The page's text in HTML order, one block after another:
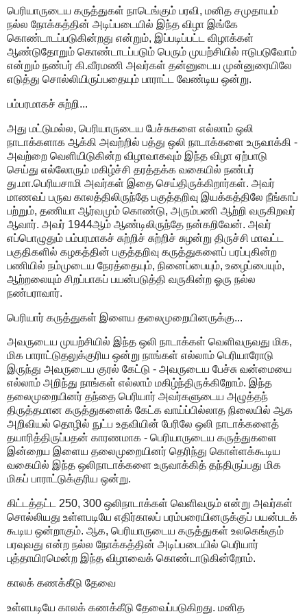
பெரியாருடைய கருத்துகள் நாடெங்கும் பரவி, மனித சமுதாயம்
நல்ல நோக்கத்தின் அடிப்படையில் இந்த விழா இங்கே
கொண்டாடப்படுகின்றது என்றும், இப்படிப்பட்ட விழாக்கள்
ஆண்டுதோறும் கொண்டாடப்படும் பெரும் முயற்சியில் ஈடுபடுவோம்
என்றும் நண்பர் கி.வீரமணி அவர்கள் தன்னுடைய முன்னுரையிலே
எடுத்து சொல்லியிருப்பதையும் பாராட்ட வேண்டிய ஒன்று.
பம்பரமாகச் சுற்றி...
அது மட்டுமல்ல, பெரியாருடைய பேச்சுகளை எல்லாம் ஒலி
நாடாக்களாக ஆக்கி அவற்றில் பத்து ஒலி நாடாக்களை உருவாக்கி -
அவற்றை வெளியிடுகின்ற விழாவாகவும் இந்த விழா ஏற்பாடு
செய்து எல்லோரும் மகிழ்ச்சி தரத்தக்க வகையில் நண்பர்
து.மா.பெரியசாமி அவர்கள் இதை செய்திருக்கிறார்கள். அவர்
மாணவப் பருவ காலத்திலிருந்தே பகுத்தறிவு இயக்கத்திலே நீங்காப்
பற்றும், தணியா ஆர்வமும் கொண்டு, அரும்பணி ஆற்றி வருகிறவர்
ஆவார். அவர் 1944ஆம் ஆண்டிலிருந்தே நன்கறிவேன். அவர்
எப்பொழுதும் பம்பரமாகச் சுற்றிச் சுற்றிச் சுழன்று திருச்சி மாவட்ட
பகுதிகளில் கழகத்தின் பகுத்தறிவு கருத்துகளைப் பரப்புகின்ற
பணியில் நம்முடைய நேரத்தையும், நினைப்பையும், உழைப்பையும்,
ஆற்றலையும் சிறப்பாகப் பயன்படுத்தி வருகின்ற ஓரு நல்ல
நண்பராவார்.
பெரியார் கருத்துகள் இளைய தலைமுறையினருக்கு...
அவருடைய முயற்சியில் இந்த ஒலி நாடாக்கள் வெளிவருவது மிக,
மிக பாராட்டுதலுக்குரிய ஒன்று நாங்கள் எல்லாம் பெரியாரோடு
இருந்து அவருடைய குரல் கேட்டு - அவருடைய பேச்சு வன்மையை
எல்லாம் அறிந்து நாங்கள் எல்லாம் மகிழ்ந்திருக்கிறோம். இந்த
தலைமுறையினர் தந்தை பெரியார் அவர்களுடைய அழுத்தந்
திருத்தமான கருத்துகளைக் கேட்க வாய்ப்பில்லாத நிலையில் ஆக
அறிவியல் தொழில் நுட்ப உதவியின் பேரிலே ஒலி நாடாக்களைத்
தயாரித்திருப்பதன் காரணமாக - பெரியாருடைய கருத்துகளை
இன்றைய இளைய தலைமுறையினர் தெரிந்து கொள்ளக்கூடிய
வகையில் இந்த ஒலிநாடாக்களை உருவாக்கித் தந்திருப்பது மிக
மிகப் பாராட்டுக்குரிய ஒன்று.
கிட்டத்தட்ட 250, 300 ஒலிநாடாக்கள் வெளிவரும் என்று அவர்கள்
சொல்லியது உள்ளபடியே எதிர்காலப் பரம்பரையினருக்குப் பயன்படக்
கூடிய ஒன்றாகும். ஆக, பெரியாருடைய கருத்துகள் உலகெங்கும்
பரவுவது என்ற நல்ல நோக்கத்தின் அடிப்படையில் பெரியார்
புத்தாயிரமென்ற இந்த விழாவைக் கொண்டாடுகின்றோம்.
காலக் கணக்கீடு தேவை
உள்ளபடியே காலக் கணக்கீடு தேவைப்படுகிறது. மனித